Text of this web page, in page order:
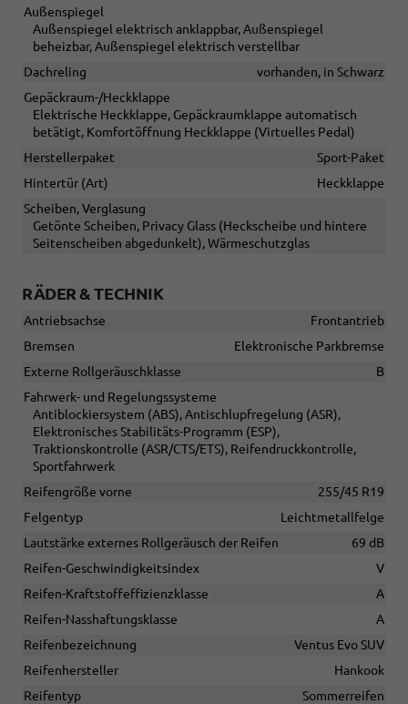
Außenspiegel
Außenspiegel elektrisch anklappbar, Außenspiegel
beheizbar, Außenspiegel elektrisch verstellbar
Dachreling
vorhanden, in Schwarz
Gepäckraum-/Heckklappe
Elektrische Heckklappe, Gepäckraumklappe automatisch
betätigt, Komfortöffnung Heckklappe (Virtuelles Pedal)
Herstellerpaket
Sport-Paket
Hintertür (Art)
Heckklappe
Scheiben, Verglasung
Getönte Scheiben, Privacy Glass (Heckscheibe und hintere
Seitenscheiben abgedunkelt), Wärmeschutzglas
RÄDER & TECHNIK
Antriebsachse
Frontantrieb
Bremsen
Elektronische Parkbremse
Externe Rollgeräuschklasse
B
Fahrwerk- und Regelungssysteme
Antiblockiersystem (ABS), Antischlupfregelung (ASR),
Elektronisches Stabilitäts-Programm (ESP),
Traktionskontrolle (ASR/CTS/ETS), Reifendruckkontrolle,
Sportfahrwerk
Reifengröße vorne
255/45 R19
Felgentyp
Leichtmetallfelge
Lautstärke externes Rollgeräusch der Reifen
69 dB
Reifen-Geschwindigkeitsindex
V
Reifen-Kraftstoffeffizienzklasse
A
Reifen-Nasshaftungsklasse
A
Reifenbezeichnung
Ventus Evo SUV
Reifenhersteller
Hankook
Reifentyp
Sommerreifen